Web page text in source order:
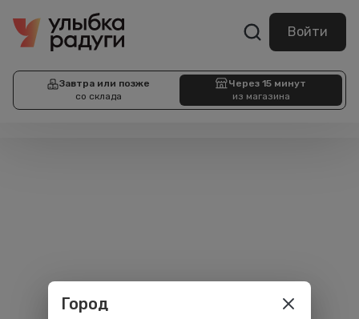
Войти
Завтра или позже
со склада
Через 15 минут
из магазина
Город